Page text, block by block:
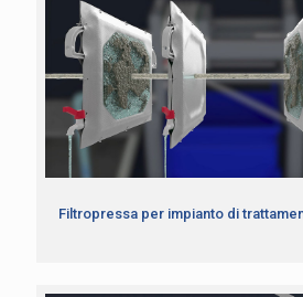
Filtropressa per impianto di